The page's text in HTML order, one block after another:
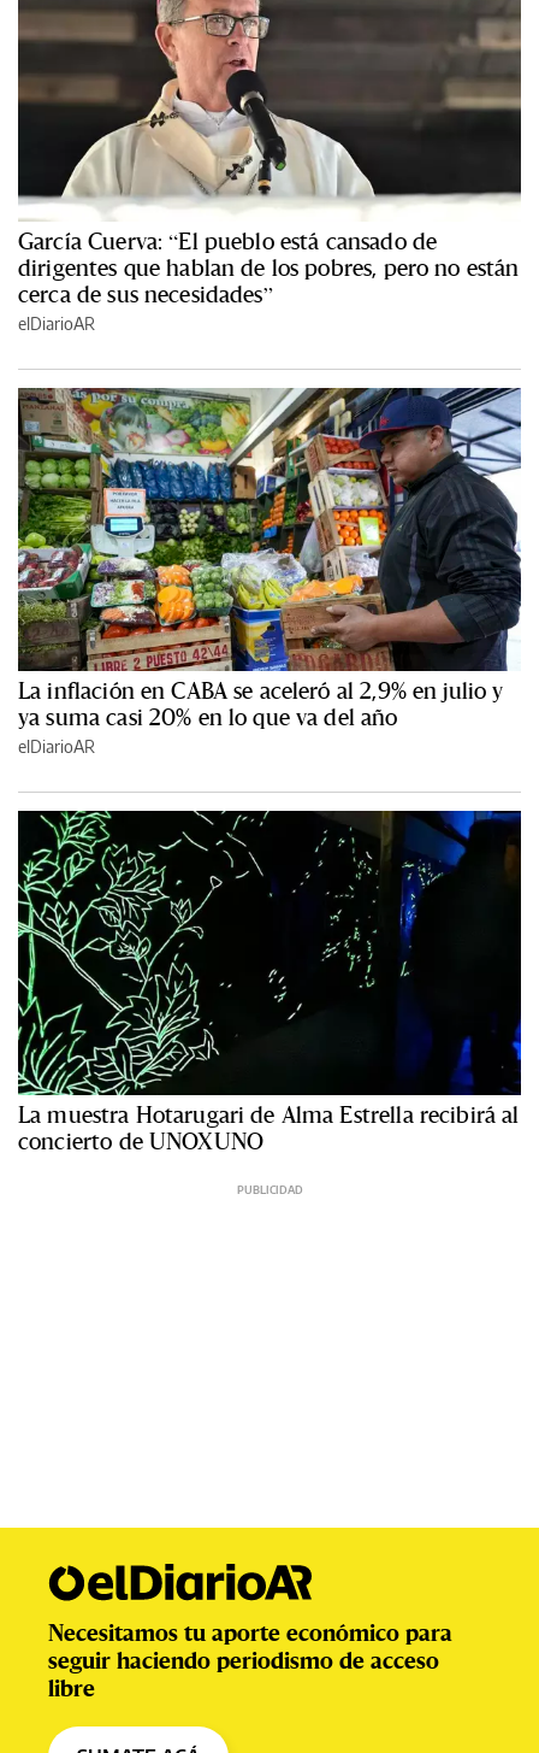
García Cuerva: “El pueblo está cansado de
dirigentes que hablan de los pobres, pero no están
cerca de sus necesidades”
elDiarioAR
La inflación en CABA se aceleró al 2,9% en julio y
ya suma casi 20% en lo que va del año
elDiarioAR
La muestra Hotarugari de Alma Estrella recibirá al
concierto de UNOXUNO
Necesitamos tu aporte económico para
seguir haciendo periodismo de acceso
libre